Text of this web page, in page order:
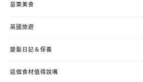
苗栗美食
英國旅遊
變髮日記＆保養
這個食材值得說嘴